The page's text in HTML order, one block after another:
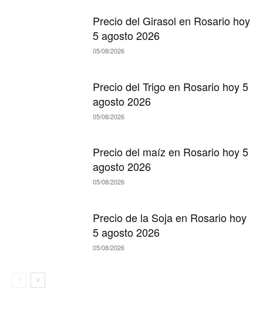
Precio del Girasol en Rosario hoy
5 agosto 2026
05/08/2026
Precio del Trigo en Rosario hoy 5
agosto 2026
05/08/2026
Precio del maíz en Rosario hoy 5
agosto 2026
05/08/2026
Precio de la Soja en Rosario hoy
5 agosto 2026
05/08/2026